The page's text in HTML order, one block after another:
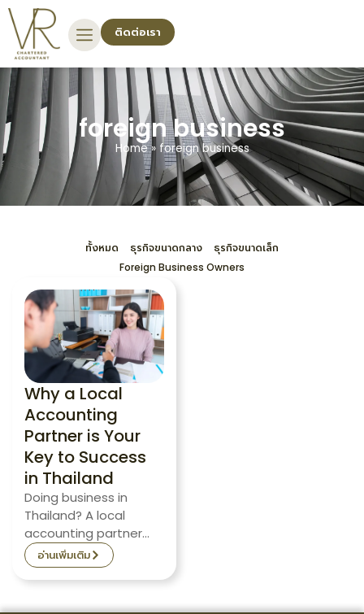
ติดต่อเรา
foreign business
Home» foreign business
ทั้งหมด ธุรกิจขนาดกลาง
ธุรกิจขนาดเล็ก
Foreign Business Owners
Why a Local
Accounting
Partner is Your
Key to Success
in Thailand
Doing business in
Thailand? A local
accounting partner
helps you navigate
complex laws, save
tax, and unlock real
growth.
อ่านเพิ่มเติม